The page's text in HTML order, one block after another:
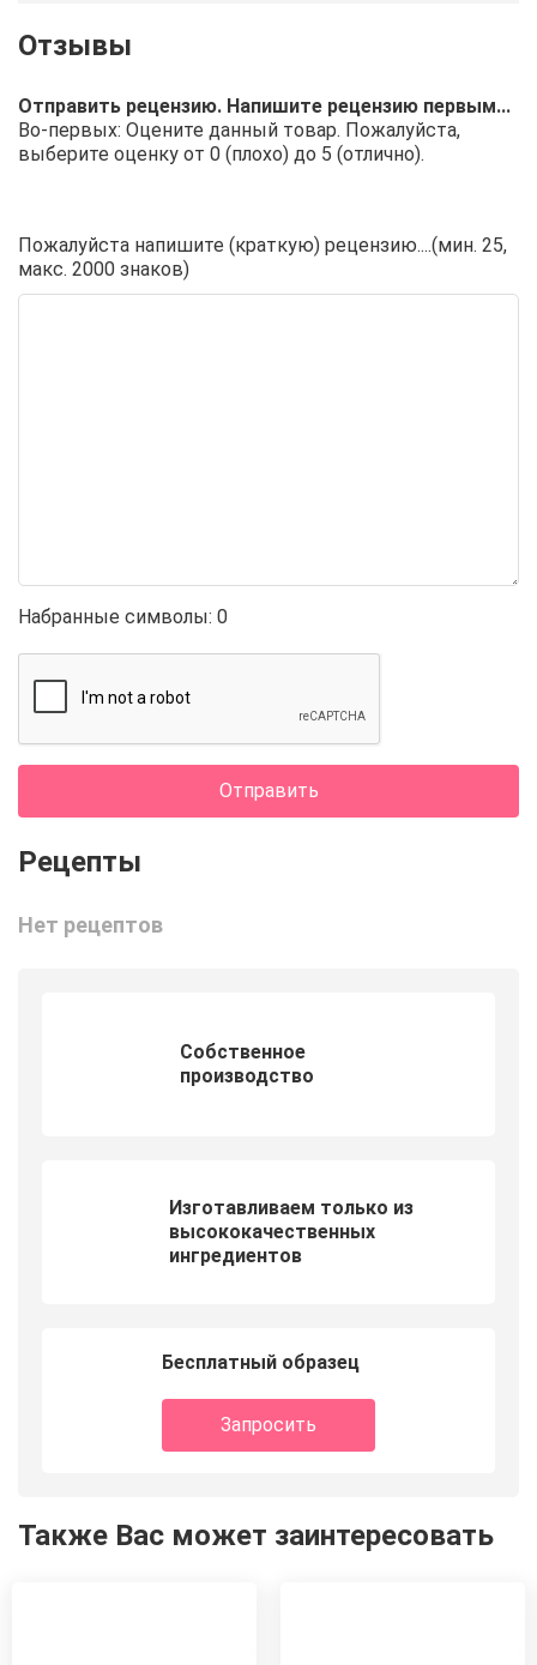
Отправить рецензию. Напишите рецензию первым...
Во-первых: Оцените данный товар. Пожалуйста,
выберите оценку от 0 (плохо) до 5 (отлично).
Пожалуйста напишите (краткую) рецензию....(мин. 25,
макс. 2000 знаков)
Набранные символы: 0
Отправить
Нет рецептов
Собственное
производство
Изготавливаем только из
высококачественных
ингредиентов
Бесплатный образец
Запросить
Также Вас может заинтересовать